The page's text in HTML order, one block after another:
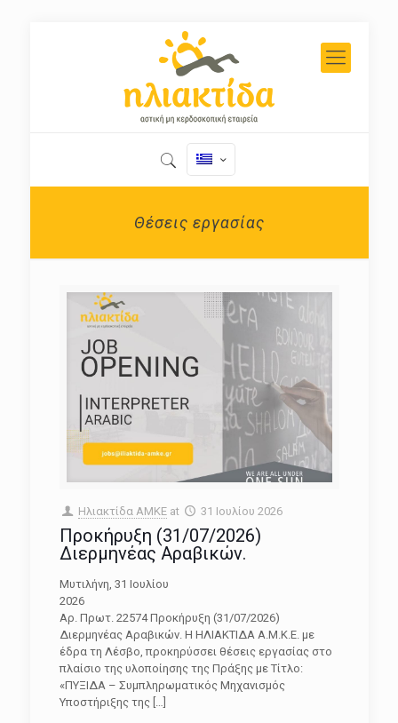
Θέσεις εργασίας
Ηλιακτίδα ΑΜΚΕ at 31 Ιουλίου 2026
Προκήρυξη (31/07/2026)
Διερμηνέας Αραβικών.
Μυτιλήνη, 31 Ιουλίου
Αρ. Πρωτ. 22574 Προκήρυξη (31/07/2026)
Διερμηνέας Αραβικών. Η ΗΛΙΑΚΤΙΔΑ Α.Μ.Κ.Ε. με
έδρα τη Λέσβο, προκηρύσσει θέσεις εργασίας στο
πλαίσιο της υλοποίησης της Πράξης με Τίτλο:
«ΠΥΞΙΔΑ – Συμπληρωματικός Μηχανισμός
Υποστήριξης της […]